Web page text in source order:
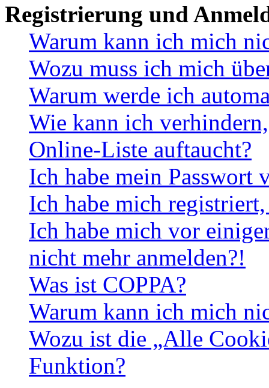
Registrierung und
Warum kann ich mich
Wozu muss ich mich
Warum werde ich
Wie kann ich
Online-Liste auftaucht?
Ich habe mein Passwort
Ich habe mich
Ich habe mich vor
nicht mehr anmelden?!
Was ist COPPA?
Warum kann ich mich
Wozu ist die „Alle
Funktion?